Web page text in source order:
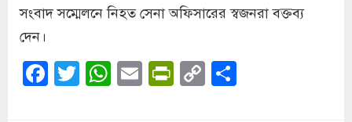
সংবাদ সম্মেলনে নিহত সেনা অফিসারের স্বজনরা বক্তব্য
দেন।
Facebook
Twitter
WhatsApp
EmailPrintFriendly
Copy
Link